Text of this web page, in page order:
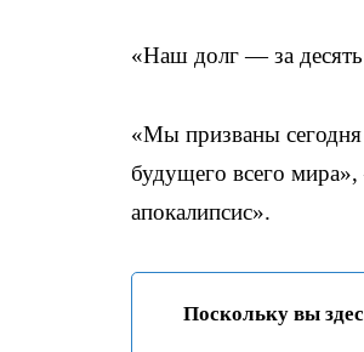
«Наш долг — за
«Мы призваны сегодня
будущего всего
апокалипсис».
Поскольку вы